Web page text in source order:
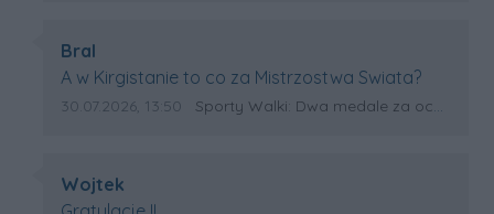
Autor komentarza:
Bral
Treść komentarza:
A w Kirgistanie to co za Mistrzostwa Swiata?
Data dodania komentarza:
30.07.2026, 13:50 Źródło komentarza:
Sporty Walki: Dwa medale za oceanem
Autor komentarza:
Wojtek
Treść komentarza: